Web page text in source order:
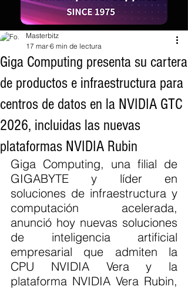
Giga Computing presenta su cartera
de productos e infraestructura para
centros de datos en la NVIDIA GTC
2026, incluidas las nuevas
plataformas NVIDIA Rubin
Masterbitz
17 mar 6 min de lectura
Giga Computing, una filial de
GIGABYTE y líder en
soluciones de infraestructura y
computación acelerada,
anunció hoy nuevas soluciones
de inteligencia artificial
empresarial que admiten la
CPU NVIDIA Vera y la
plataforma NVIDIA Vera Rubin,